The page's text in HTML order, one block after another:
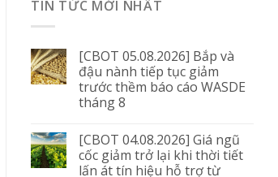
TIN TỨC MỚI NHẤT
[CBOT 05.08.2026] Bắp và
đậu nành tiếp tục giảm
trước thềm báo cáo WASDE
tháng 8
[CBOT 04.08.2026] Giá ngũ
cốc giảm trở lại khi thời tiết
lấn át tín hiệu hỗ trợ từ